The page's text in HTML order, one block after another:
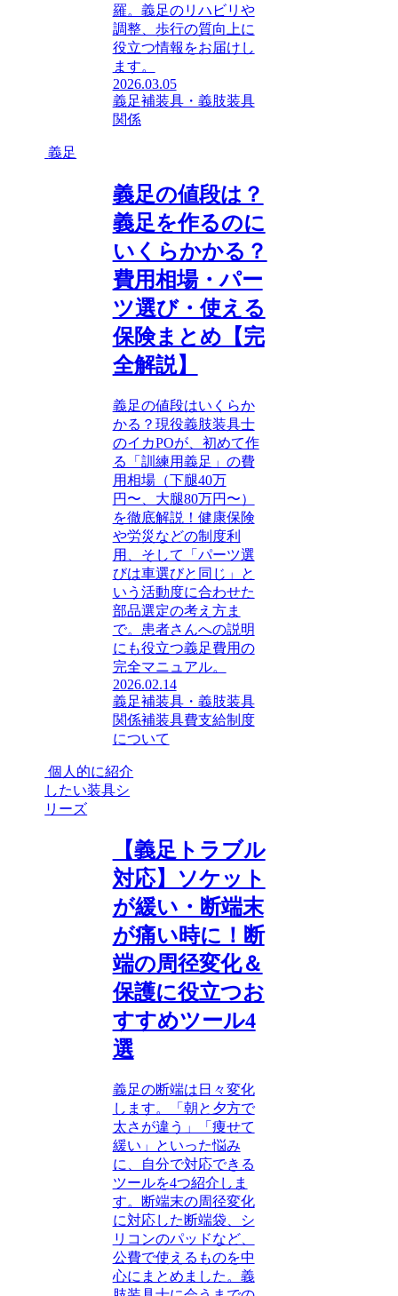
羅。義足のリハビリや
調整、歩行の質向上に
役立つ情報をお届けし
ます。
2026.03.05
義足補装具・義肢装具
関係
義足
義足の値段は？
義足を作るのに
いくらかかる？
費用相場・パー
ツ選び・使える
保険まとめ【完
全解説】
義足の値段はいくらか
かる？現役義肢装具士
のイカPOが、初めて作
る「訓練用義足」の費
用相場（下腿40万
円〜、大腿80万円〜）
を徹底解説！健康保険
や労災などの制度利
用、そして「パーツ選
びは車選びと同じ」と
いう活動度に合わせた
部品選定の考え方ま
で。患者さんへの説明
にも役立つ義足費用の
完全マニュアル。
2026.02.14
義足補装具・義肢装具
関係補装具費支給制度
について
個人的に紹介
したい装具シ
リーズ
【義足トラブル
対応】ソケット
が緩い・断端末
が痛い時に！断
端の周径変化＆
保護に役立つお
すすめツール4
選
義足の断端は日々変化
します。「朝と夕方で
太さが違う」「痩せて
緩い」といった悩み
に、自分で対応できる
ツールを4つ紹介しま
す。断端末の周径変化
に対応した断端袋、シ
リコンのパッドなど、
公費で使えるものを中
心にまとめました。義